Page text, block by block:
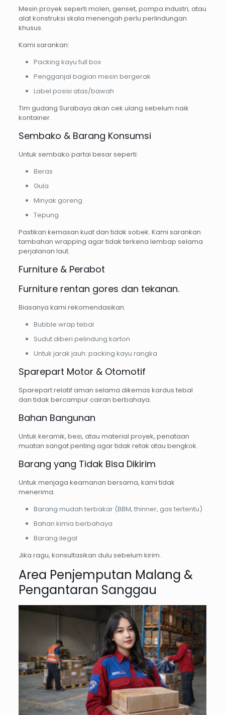
Mesin proyek seperti molen, genset, pompa industri, atau
alat konstruksi skala menengah perlu perlindungan
khusus.
Kami sarankan:
Packing kayu full box
Pengganjal bagian mesin bergerak
Label posisi atas/bawah
Tim gudang Surabaya akan cek ulang sebelum naik
kontainer.
Sembako & Barang Konsumsi
Untuk sembako partai besar seperti:
Beras
Gula
Minyak goreng
Tepung
Pastikan kemasan kuat dan tidak sobek. Kami sarankan
tambahan wrapping agar tidak terkena lembap selama
perjalanan laut.
Furniture & Perabot
Furniture rentan gores dan tekanan.
Biasanya kami rekomendasikan:
Bubble wrap tebal
Sudut diberi pelindung karton
Untuk jarak jauh: packing kayu rangka
Sparepart Motor & Otomotif
Sparepart relatif aman selama dikemas kardus tebal
dan tidak bercampur cairan berbahaya.
Bahan Bangunan
Untuk keramik, besi, atau material proyek, penataan
muatan sangat penting agar tidak retak atau bengkok.
Barang yang Tidak Bisa Dikirim
Untuk menjaga keamanan bersama, kami tidak
menerima:
Barang mudah terbakar (BBM, thinner, gas tertentu)
Bahan kimia berbahaya
Barang ilegal
Jika ragu, konsultasikan dulu sebelum kirim.
Area Penjemputan Malang &
Pengantaran Sanggau